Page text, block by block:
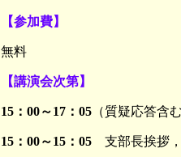
【参加費】
無料
【講演会次第】
15：00～17：05（質疑応答含
15：00～15：05支部長挨拶，